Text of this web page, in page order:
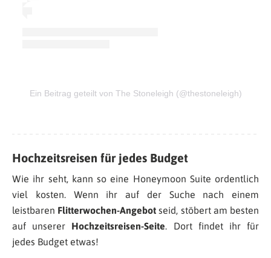
Ein Beitrag geteilt von The Stoneleigh (@thestoneleigh)
Hochzeitsreisen für jedes Budget
Wie ihr seht, kann so eine Honeymoon Suite ordentlich
viel kosten. Wenn ihr auf der Suche nach einem
leistbaren Flitterwochen-Angebot seid, stöbert am besten
auf unserer Hochzeitsreisen-Seite. Dort findet ihr für
jedes Budget etwas!